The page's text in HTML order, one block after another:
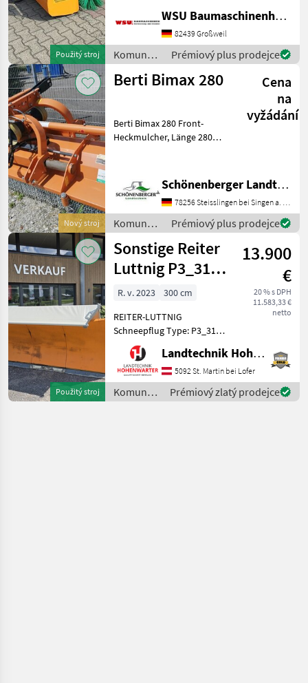
Použitý stroj
Verkauf steht eine
gebrauchte SMB
Frontkehrmaschine FKM
1.3. Gepflegter Zustand.
Bürsten Top.
WSU Baumaschinenhandel u. Gerätevermietung GmbH
82439 Großweil
Komunálne
stroje /
Sonstige
Prémiový plus prodejce
Nový stroj
Berti Bimax 280
Cena
na
vyžádání
Berti Bimax 280 Front-
Heckmulcher, Länge 280
hydr. Seitenverschiebung, 1
Satz Kufen, Ketten H260
Doppelter Dreipunktbo
Schönenberger Landtechnik OHG
78256 Steisslingen bei Singen a. Htwl.
Komunálne
stroje /
Berti
Prémiový plus prodejce
Použitý stroj
Sonstige Reiter
Luttnig P3_3103
(26120)
13.900
€
20 % s DPH
11.583,33 €
netto
R. v. 2023
300 cm
REITER-LUTTNIG
Schneepflug Type: P3_3101
Hochsteigender
Schneepflug mit 3
Pflugscharen. *Anbau 3
Punkt *Räumbreite: 2, 65 m
*3-scharige Ausführung *3,
Landtechnik Hohenwarter GmbH
5092 St. Martin bei Lofer
Komunálne
stroje /
Prémiový zlatý prodejce